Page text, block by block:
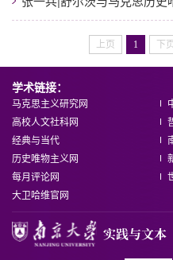
上页 1 下页
学术链接：
马克思主义研究网
高校人文社科网
经典与当代
历史唯物主义网
每月评论网
大卫哈维官网